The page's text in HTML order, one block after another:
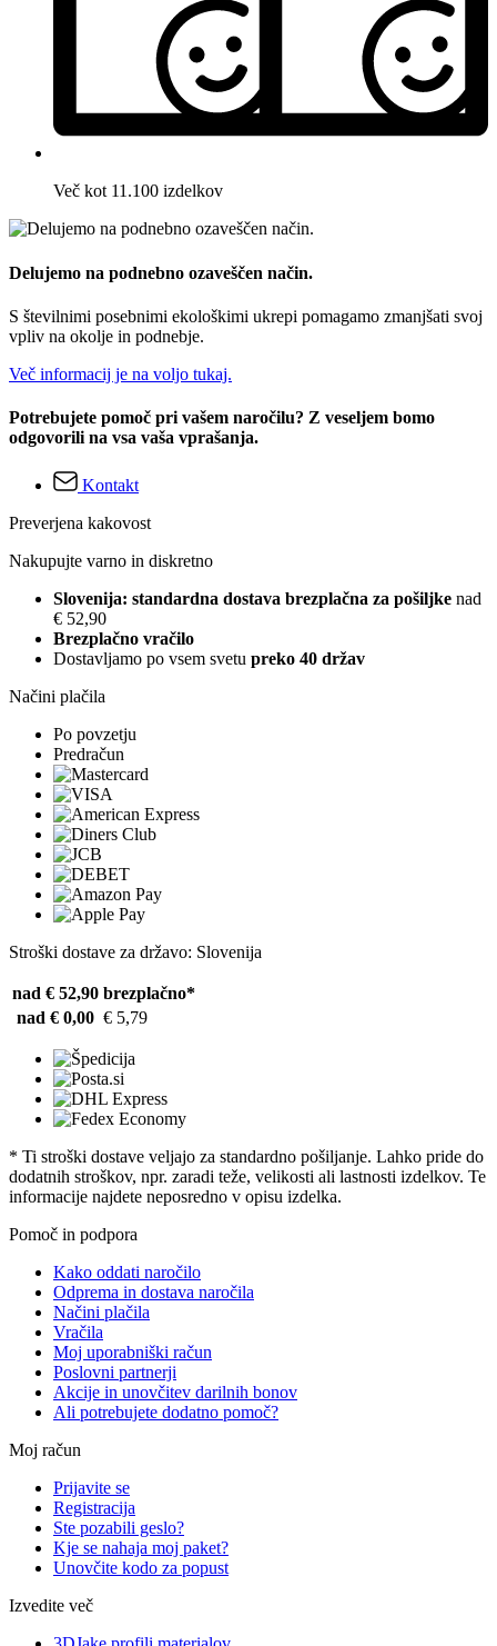
Več kot 11.100 izdelkov
Delujemo na podnebno ozaveščen način.
S številnimi posebnimi ekološkimi ukrepi pomagamo zmanjšati svoj
vpliv na okolje in podnebje.
Več informacij je na voljo tukaj.
Potrebujete pomoč pri vašem naročilu? Z veseljem bomo
odgovorili na vsa vaša vprašanja.
Kontakt
Preverjena kakovost
Nakupujte varno in diskretno
Slovenija: standardna dostava brezplačna za pošiljke nad
€ 52,90
Brezplačno vračilo
Dostavljamo po vsem svetu preko 40 držav
Načini plačila
Po povzetju
Predračun
Stroški dostave za državo: Slovenija
nad € 52,90 brezplačno*
nad € 0,00 € 5,79
* Ti stroški dostave veljajo za standardno pošiljanje. Lahko pride do
dodatnih stroškov, npr. zaradi teže, velikosti ali lastnosti izdelkov. Te
informacije najdete neposredno v opisu izdelka.
Pomoč in podpora
Kako oddati naročilo
Odprema in dostava naročila
Načini plačila
Vračila
Moj uporabniški račun
Poslovni partnerji
Akcije in unovčitev darilnih bonov
Ali potrebujete dodatno pomoč?
Moj račun
Prijavite se
Registracija
Ste pozabili geslo?
Kje se nahaja moj paket?
Unovčite kodo za popust
Izvedite več